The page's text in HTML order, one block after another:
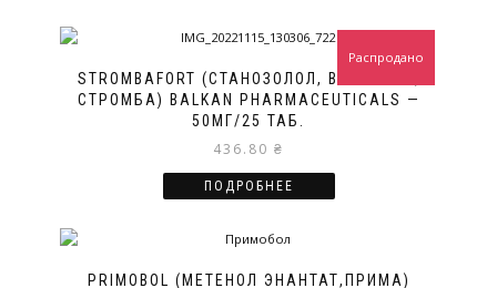
STROMBAFORT (СТАНОЗОЛОЛ, ВИНСТРОЛ,
СТРОМБА) BALKAN PHARMACEUTICALS —
50МГ/25 ТАБ.
436.80 ₴
Распродано
ПОДРОБНЕЕ
PRIMOBOL (МЕТЕНОЛ ЭНАНТАТ,ПРИМА)